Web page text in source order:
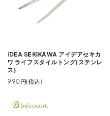
IDEA SEKIKAWA アイデアセキカ
ワ ライフスタイルトング(ステンレ
ス)
990円(税込)